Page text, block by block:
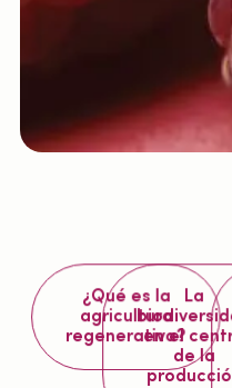
¿Qué es la
agricultura
regenerativa?
La
en el
de la